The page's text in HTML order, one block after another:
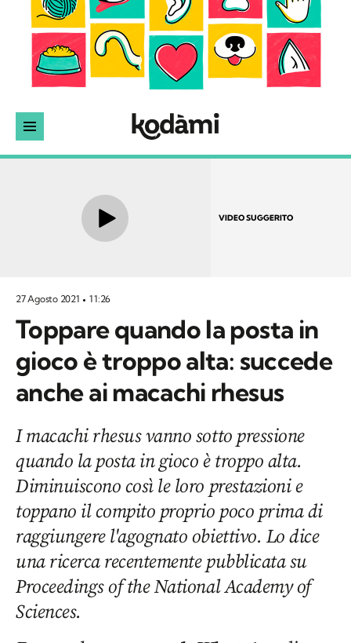
VIDEO SUGGERITO
27 Agosto 2021 11:26
Toppare quando la posta in
gioco è troppo alta: succede
anche ai macachi rhesus
I macachi rhesus vanno sotto pressione
quando la posta in gioco è troppo alta.
Diminuiscono così le loro prestazioni e
toppano il compito proprio poco prima di
raggiungere l'agognato obiettivo. Lo dice
una ricerca recentemente pubblicata su
Proceedings of the National Academy of
Sciences.